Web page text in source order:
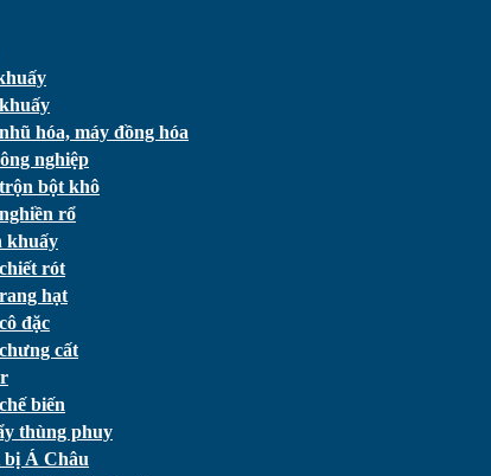
hóa, máy đồng hóa
nghiệp
bột khô
rổ
khuấy
rót
hạt
đặc
cất
biến
thùng phuy
bị Á Châu